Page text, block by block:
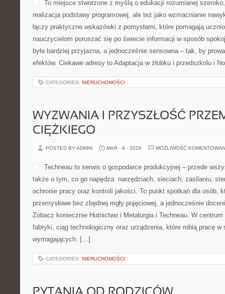
To miejsce stworzone z myślą o edukacji rozumianej
realizacja podstawy programowej, ale też jako wzmacnianie
łączy praktyczne wskazówki z pomysłami, które pomagają
nauczycielom poruszać się po świecie informacji w sposób
była bardziej przyjazna, a jednocześnie sensowna – tak, by
efektów. Ciekawe adresy to Adaptacja w żłobku i przedszkolu i
CATEGORIES: NIERUCHOMOŚCI
WYZWANIA I PRZYSZŁOŚĆ
CIĘŻKIEGO
POSTED BY ADMIN MAR - 8 - 2026 MOŻLIWOŚĆ
Techneau to serwis o gospodarce produkcyjnej – przede
także o tym, co go napędza: narzędziach, sieciach, zasilaniu,
ochronie pracy oraz kontroli jakości. To punkt spotkań dla osób,
przemysłowe bez zbędnej mgły pojęciowej, a jednocześnie
Zobacz koniecznie Hutnictwo i Metalurgia i Techneau. W
fabryki, ciąg technologiczny oraz urządzenia, które robią pracę w
wymagających: […]
CATEGORIES: NIERUCHOMOŚCI